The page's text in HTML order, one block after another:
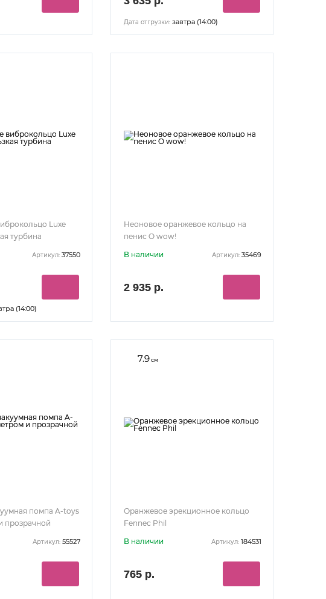
Дата отгрузки: завтра (14:00)
Luxe
турбина
Артикул: 37550
(14:00)
Неоновое оранжевое кольцо на
пенис O wow!
В наличии
Артикул: 35469
2 935 р.
помпа A-toys
прозрачной
Артикул: 55527
7.9см
Оранжевое эрекционное кольцо
Fennec Phil
В наличии
Артикул: 184531
765 р.